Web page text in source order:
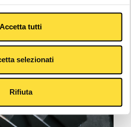
Accetta tutti
selezionati
Rifiuta